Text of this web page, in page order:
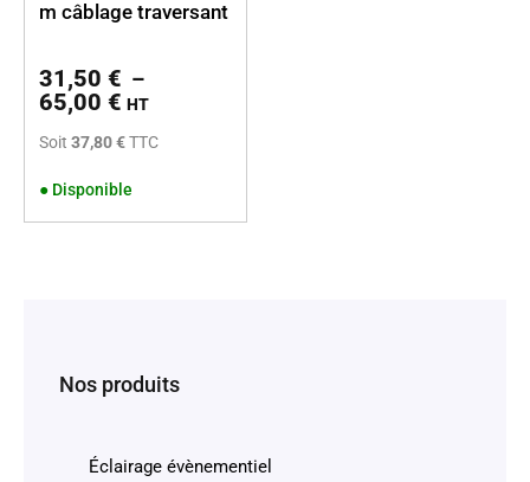
m câblage traversant
31,50 € –
65,00 € HT
Soit 37,80 €TTC
● Disponible
Nos produits
Éclairage évènementiel